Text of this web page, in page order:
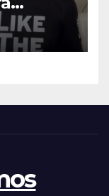
lo
es